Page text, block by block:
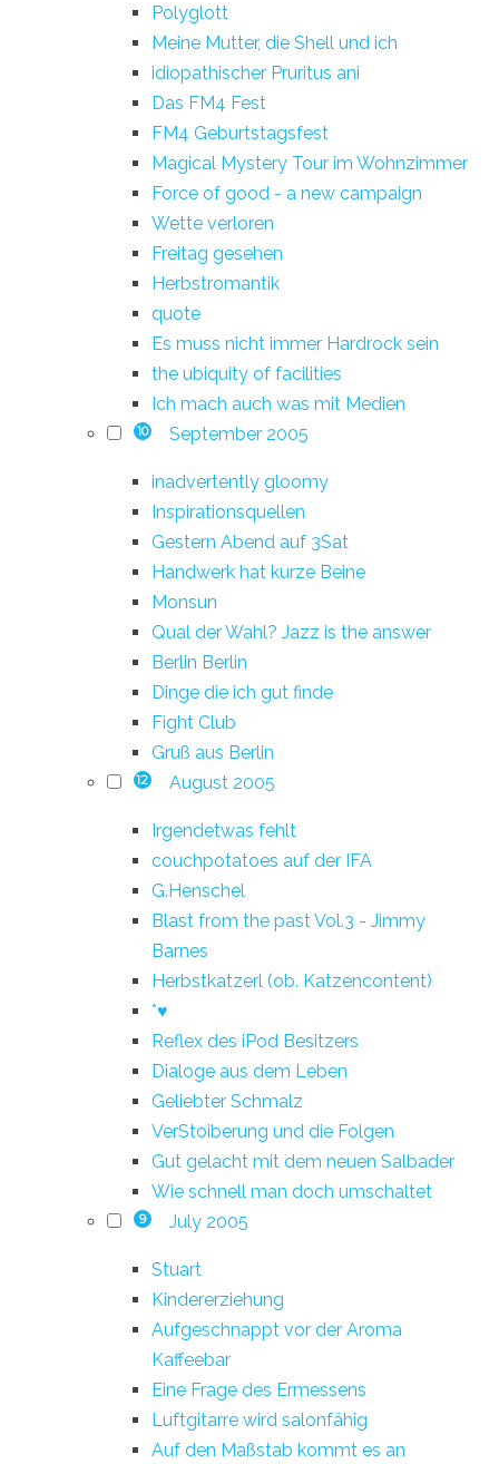
Polyglott
Meine Mutter, die Shell und ich
idiopathischer Pruritus ani
Das FM4 Fest
FM4 Geburtstagsfest
Magical Mystery Tour im Wohnzimmer
Force of good - a new campaign
Wette verloren
Freitag gesehen
Herbstromantik
quote
Es muss nicht immer Hardrock sein
the ubiquity of facilities
Ich mach auch was mit Medien
10 September 2005
inadvertently gloomy
Inspirationsquellen
Gestern Abend auf 3Sat
Handwerk hat kurze Beine
Monsun
Qual der Wahl? Jazz is the answer
Berlin Berlin
Dinge die ich gut finde
Fight Club
Gruß aus Berlin
12 August 2005
Irgendetwas fehlt
couchpotatoes auf der IFA
G.Henschel
Blast from the past Vol.3 - Jimmy
Barnes
Herbstkatzerl (ob. Katzencontent)
*♥
Reflex des iPod Besitzers
Dialoge aus dem Leben
Geliebter Schmalz
VerStoiberung und die Folgen
Gut gelacht mit dem neuen Salbader
Wie schnell man doch umschaltet
9 July 2005
Stuart
Kindererziehung
Aufgeschnappt vor der Aroma
Kaffeebar
Eine Frage des Ermessens
Luftgitarre wird salonfähig
Auf den Maßstab kommt es an